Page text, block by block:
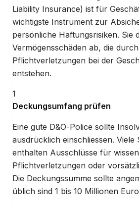
Liability Insurance) ist für
wichtigste Instrument zur
persönliche Haftungsrisiken. Sie
Vermögensschäden ab, die durch
Pflichtverletzungen bei der
entstehen.
1
Deckungsumfang prüfen
Eine gute D&O-Police sollte
ausdrücklich einschliessen. Viele
enthalten Ausschlüsse für
Pflichtverletzungen oder
Die Deckungssumme sollte
üblich sind 1 bis 10 Millionen